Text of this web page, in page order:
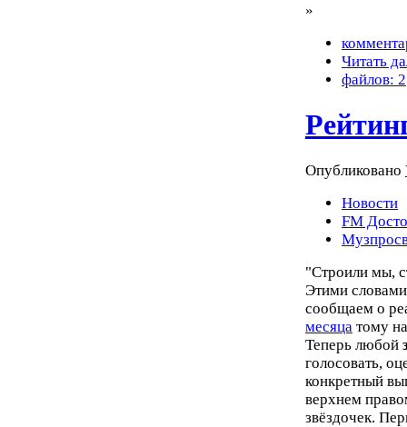
»
Читать
файлов: 2
Опубликовано
Новости
FM
"Строили мы,
Этими
сообщаем о
месяца тому
Теперь любой
голосовать,
конкретный
верхнем
звёздочек.